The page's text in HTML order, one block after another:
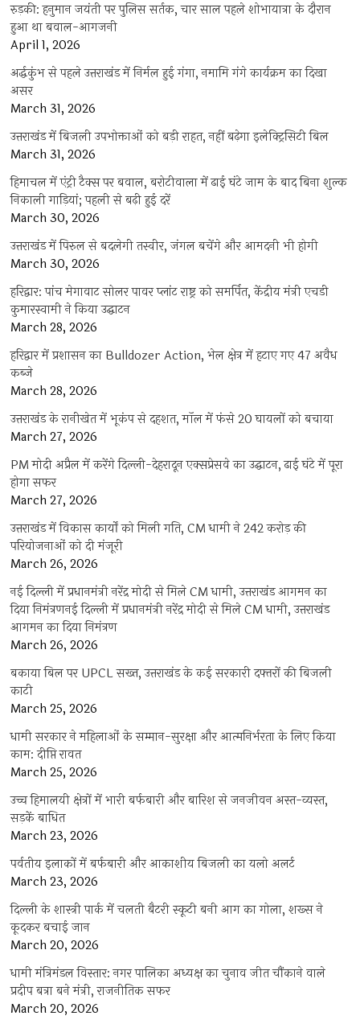
रुड़की: हनुमान जयंती पर पुलिस सर्तक, चार साल पहले शोभायात्रा के दौरान
हुआ था बवाल-आगजनी
April 1, 2026
अर्द्धकुंभ से पहले उत्तराखंड में निर्मल हुई गंगा, नमामि गंगे कार्यक्रम का दिखा
असर
March 31, 2026
उत्तराखंड में बिजली उपभोक्ताओं को बड़ी राहत, नहीं बढ़ेगा इलेक्ट्रिसिटी बिल
March 31, 2026
हिमाचल में एंट्री टैक्स पर बवाल, बरोटीवाला में ढाई घंटे जाम के बाद बिना शुल्क
निकाली गाड़ियां; पहली से बढ़ी हुई दरें
March 30, 2026
उत्तराखंड में पिरुल से बदलेगी तस्वीर, जंगल बचेंगे और आमदनी भी होगी
March 30, 2026
हरिद्वार: पांच मेगावाट सोलर पावर प्लांट राष्ट्र को समर्पित, केंद्रीय मंत्री एचडी
कुमारस्वामी ने किया उद्घाटन
March 28, 2026
हरिद्वार में प्रशासन का Bulldozer Action, भेल क्षेत्र में हटाए गए 47 अवैध
कब्जे
March 28, 2026
उत्तराखंड के रानीखेत में भूकंप से दहशत, मॉल में फंसे 20 घायलों को बचाया
March 27, 2026
PM मोदी अप्रैल में करेंगे दिल्ली-देहरादून एक्सप्रेसवे का उद्घाटन, ढाई घंटे में पूरा
होगा सफर
March 27, 2026
उत्तराखंड में विकास कार्यों को मिली गति, CM धामी ने 242 करोड़ की
परियोजनाओं को दी मंजूरी
March 26, 2026
नई दिल्ली में प्रधानमंत्री नरेंद्र मोदी से मिले CM धामी, उत्तराखंड आगमन का
दिया निमंत्रणनई दिल्ली में प्रधानमंत्री नरेंद्र मोदी से मिले CM धामी, उत्तराखंड
आगमन का दिया निमंत्रण
March 26, 2026
बकाया बिल पर UPCL सख्त, उत्तराखंड के कई सरकारी दफ्तरों की बिजली
काटी
March 25, 2026
धामी सरकार ने महिलाओं के सम्मान-सुरक्षा और आत्मनिर्भरता के लिए किया
काम: दीप्ति रावत
March 25, 2026
उच्च हिमालयी क्षेत्रों में भारी बर्फबारी और बारिश से जनजीवन अस्त-व्यस्त,
सड़कें बाधित
March 23, 2026
पर्वतीय इलाकों में बर्फबारी और आकाशीय बिजली का यलो अलर्ट
March 23, 2026
दिल्ली के शास्त्री पार्क में चलती बैटरी स्कूटी बनी आग का गोला, शख्स ने
कूदकर बचाई जान
March 20, 2026
धामी मंत्रिमंडल विस्तार: नगर पालिका अध्यक्ष का चुनाव जीत चौंकाने वाले
प्रदीप बत्रा बने मंत्री, राजनीतिक सफर
March 20, 2026